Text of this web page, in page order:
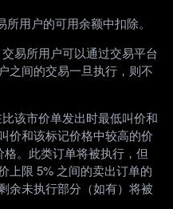
用户的可用余额中扣除。
易所用户可以通过交易平台
之间的交易一旦执行，则不
该市价单发出时最低叫价和
价和该标记价格中较高的价
格。此类订单将被执行，但
上限 5% 之间的卖出订单的
余未执行部分（如有）将被